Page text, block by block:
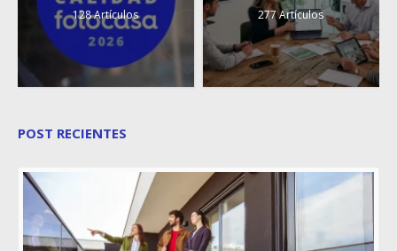
128 Artículos 277 Artículos
POST RECIENTES